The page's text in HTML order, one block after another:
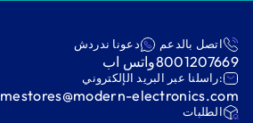
اتصل بالدعم
8001207669
دعونا ندردش
واتس اب
:راسلنا عبر البريد الإلكتروني
mestores@modern-electronics.com
‫الطلبات‬